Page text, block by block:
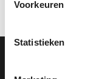
Voorkeuren
Statistieken